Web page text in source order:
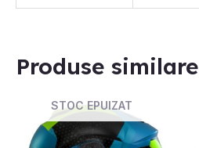
Produse similare
STOC EPUIZAT